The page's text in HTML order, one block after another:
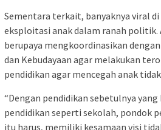
Sementara terkait, banyaknya viral di
eksploitasi anak dalam ranah politik.
berupaya mengkoordinasikan
dan Kebudayaan agar melakukan
pendidikan agar mencegah anak
“Dengan pendidikan sebetulnya
pendidikan seperti sekolah, pondok
itu harus, memiliki kesamaan visi